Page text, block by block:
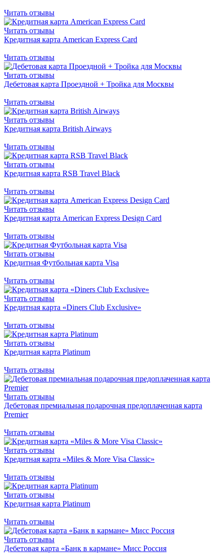
Читать отзывы
Читать отзывы
Кредитная карта American Express Card
Читать отзывы
Читать отзывы
Дебетовая карта Проездной + Тройка для Москвы
Читать отзывы
Читать отзывы
Кредитная карта British Airways
Читать отзывы
Читать отзывы
Кредитная карта RSB Travel Black
Читать отзывы
Читать отзывы
Кредитная карта American Express Design Card
Читать отзывы
Читать отзывы
Кредитная Футбольная карта Visa
Читать отзывы
Читать отзывы
Кредитная карта «Diners Club Exclusive»
Читать отзывы
Читать отзывы
Кредитная карта Platinum
Читать отзывы
Читать отзывы
Дебетовая премиальная подарочная предоплаченная карта
Premier
Читать отзывы
Читать отзывы
Кредитная карта «Miles & More Visa Classic»
Читать отзывы
Читать отзывы
Кредитная карта Platinum
Читать отзывы
Читать отзывы
Дебетовая карта «Банк в кармане» Мисс Россия